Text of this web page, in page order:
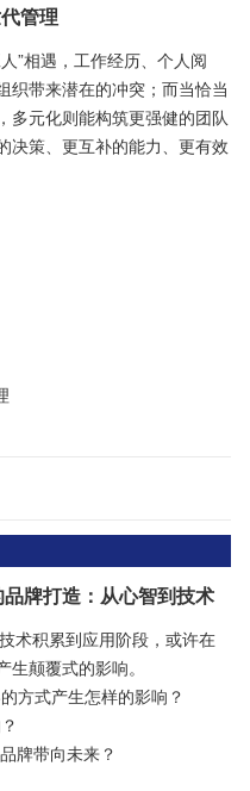
管理
”相遇，工作经历、个人阅
织带来潜在的冲突；而当恰当
多元化则能构筑更强健的团队
策、更互补的能力、更有效
品牌打造：从心智到技术
积累到应用阶段，或许在
颠覆式的影响。
方式产生怎样的影响？
牌带向未来？